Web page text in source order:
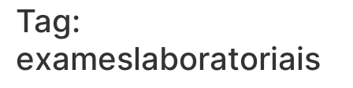
Tag:
exameslaboratoriais